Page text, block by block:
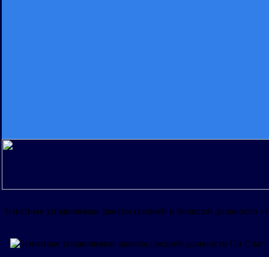
Зенитные управляемые ракеты средней и большой дальности